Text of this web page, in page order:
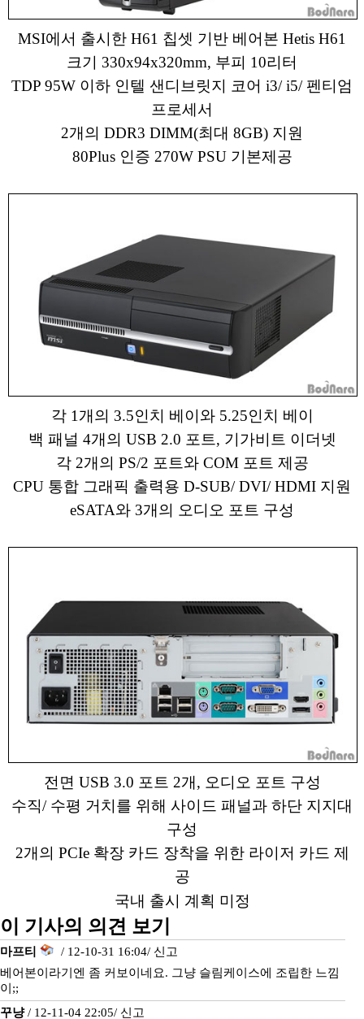
MSI에서 출시한 H61 칩셋 기반 베어본 Hetis H61
크기 330x94x320mm, 부피 10리터
TDP 95W 이하 인텔 샌디브릿지 코어 i3/ i5/ 펜티엄
프로세서
2개의 DDR3 DIMM(최대 8GB) 지원
80Plus 인증 270W PSU 기본제공
각 1개의 3.5인치 베이와 5.25인치 베이
백 패널 4개의 USB 2.0 포트, 기가비트 이더넷
각 2개의 PS/2 포트와 COM 포트 제공
CPU 통합 그래픽 출력용 D-SUB/ DVI/ HDMI 지원
eSATA와 3개의 오디오 포트 구성
전면 USB 3.0 포트 2개, 오디오 포트 구성
수직/ 수평 거치를 위해 사이드 패널과 하단 지지대
구성
2개의 PCIe 확장 카드 장착을 위한 라이저 카드 제
공
국내 출시 계획 미정
이 기사의 의견 보기
마프티 / 12-10-31 16:04/ 신고
베어본이라기엔 좀 커보이네요. 그냥 슬림케이스에 조립한 느낌
이;;
꾸냥/ 12-11-04 22:05/ 신고